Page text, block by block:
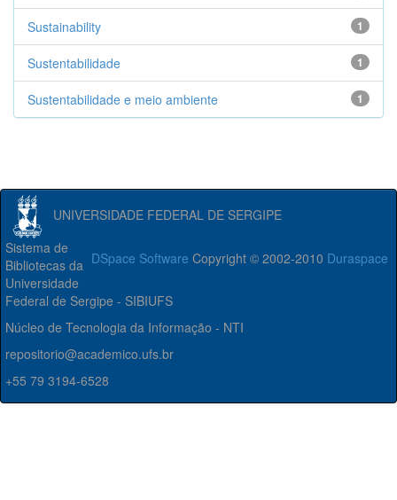
1
Sustainability
1
Sustentabilidade
1
Sustentabilidade e meio ambiente
UNIVERSIDADE FEDERAL DE SERGIPE
DSpace Software Copyright © 2002-2010 Duraspace
Sistema de
Bibliotecas da
Universidade
Federal de Sergipe - SIBIUFS
Núcleo de Tecnologia da Informação - NTI
repositorio@academico.ufs.br
+55 79 3194-6528